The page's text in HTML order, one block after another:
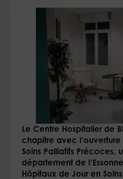
Le Centre Hospitalier de
chapitre avec
Soins Palliatifs Précoces,
département de
Hôpitaux de Jour en